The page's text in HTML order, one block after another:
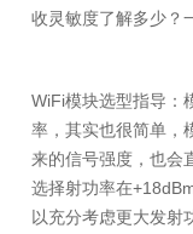
收灵敏度了解多少？
WiFi模块选型指导：
率，其实也很简单，
来的信号强度，也会
选择射功率在
以充分考虑更大发射